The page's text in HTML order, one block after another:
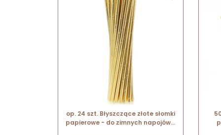
op. 24 szt. Błyszczące złote słomki
papierowe - do zimnych napojów -